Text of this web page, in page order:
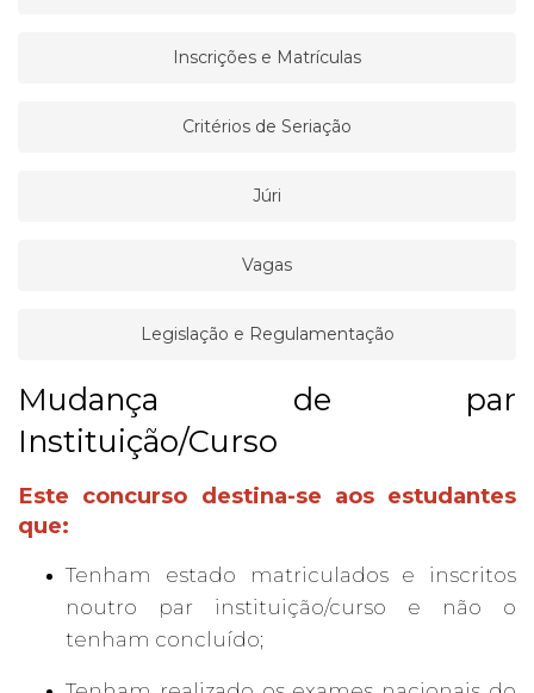
Inscrições e Matrículas
Critérios de Seriação
Júri
Vagas
Legislação e Regulamentação
Mudança de par
Instituição/Curso
Este concurso destina-se aos estudantes
que:
Tenham estado matriculados e inscritos
noutro par instituição/curso e não o
tenham concluído;